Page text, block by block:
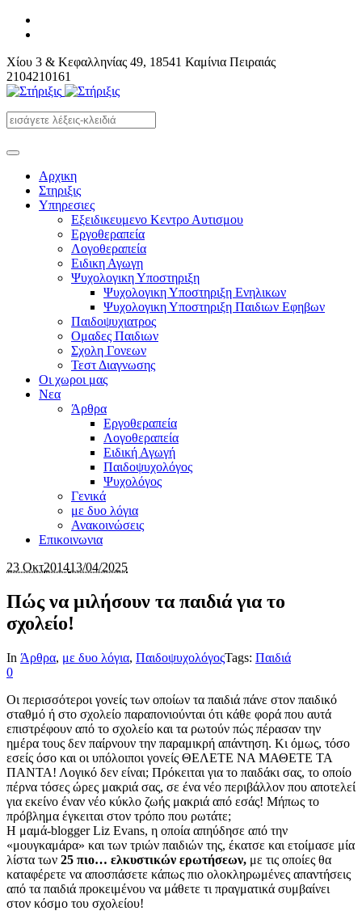
Χίου 3 & Κεφαλληνίας 49, 18541 Καμίνια Πειραιάς
2104210161
Αρχικη
Στηριξις
Υπηρεσιες
Εξειδικευμενο Κεντρο Αυτισμου
Εργοθεραπεία
Λογοθεραπεία
Ειδικη Αγωγη
Ψυχολογικη Υποστηριξη
Ψυχολογικη Υποστηριξη Ενηλικων
Ψυχολογικη Υποστηριξη Παιδιων Εφηβων
Παιδοψυχιατρος
Ομαδες Παιδιων
Σχολη Γονεων
Τεστ Διαγνωσης
Οι χωροι μας
Νεα
Άρθρα
Εργοθεραπεία
Λογοθεραπεία
Ειδική Αγωγή
Παιδοψυχολόγος
Ψυχολόγος
Γενικά
με δυο λόγια
Ανακοινώσεις
Επικοινωνια
23 Οκτ201413/04/2025
Πώς να μιλήσουν τα παιδιά για το
σχολείο!
In Άρθρα, με δυο λόγια, ΠαιδοψυχολόγοςTags: Παιδιά
0
Οι περισσότεροι γονείς των οποίων τα παιδιά πάνε στον παιδικό
σταθμό ή στο σχολείο παραπονιούνται ότι κάθε φορά που αυτά
επιστρέφουν από το σχολείο και τα ρωτούν πώς πέρασαν την
ημέρα τους δεν παίρνουν την παραμικρή απάντηση. Κι όμως, τόσο
εσείς όσο και οι υπόλοιποι γονείς ΘΕΛΕΤΕ ΝΑ ΜΑΘΕΤΕ ΤΑ
ΠΑΝΤΑ! Λογικό δεν είναι; Πρόκειται για το παιδάκι σας, το οποίο
πέρνα τόσες ώρες μακριά σας, σε ένα νέο περιβάλλον που αποτελεί
για εκείνο έναν νέο κύκλο ζωής μακριά από εσάς! Μήπως το
πρόβλημα έγκειται στον τρόπο που ρωτάτε;
Η μαμά-blogger Liz Evans, η οποία απηύδησε από την
«μουγκαμάρα» και των τριών παιδιών της, έκατσε και ετοίμασε μία
λίστα των 25 πιο… ελκυστικών ερωτήσεων, με τις οποίες θα
καταφέρετε να αποσπάσετε κάπως πιο ολοκληρωμένες απαντήσεις
από τα παιδιά προκειμένου να μάθετε τι πραγματικά συμβαίνει
στον κόσμο του σχολείου!